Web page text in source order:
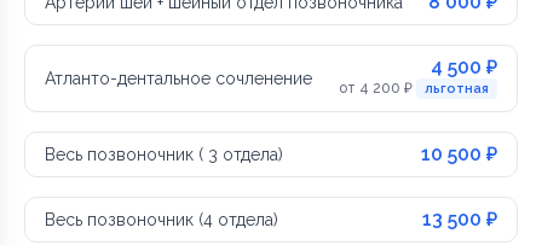
Атланто-дентальное сочленение 4 500 ₽
от 4 200 ₽ льготная
Весь позвоночник ( 3 отдела) 10 500 ₽
Весь позвоночник (4 отдела) 13 500 ₽